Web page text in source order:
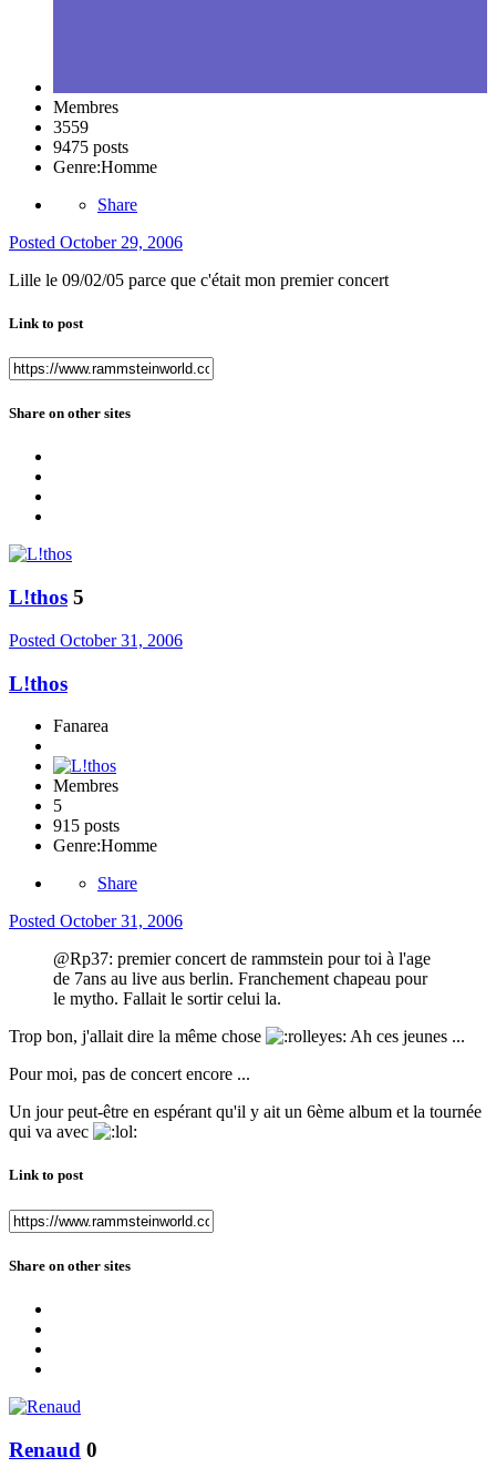
Membres
3559
9475 posts
Genre:Homme
Share
Posted October 29, 2006
Lille le 09/02/05 parce que c'était mon premier concert
Link to post
Share on other sites
L!thos 5
Posted October 31, 2006
L!thos
Fanarea
Membres
5
915 posts
Genre:Homme
Share
Posted October 31, 2006
@Rp37: premier concert de rammstein pour toi à l'age
de 7ans au live aus berlin. Franchement chapeau pour
le mytho. Fallait le sortir celui la.
Trop bon, j'allait dire la même chose
Ah ces jeunes ...
Pour moi, pas de concert encore ...
Un jour peut-être en espérant qu'il y ait un 6ème album et la tournée
qui va avec
Link to post
Share on other sites
Renaud 0